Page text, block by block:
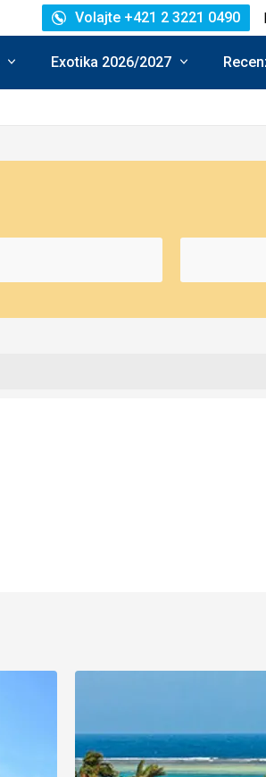
Volajte +421 2 3221 0490
Exotika 2026/2027